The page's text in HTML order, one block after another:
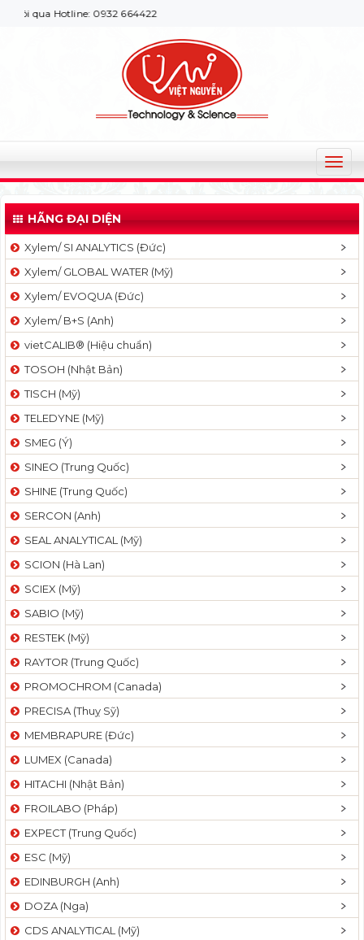
qua Hotline: 0932 664422
T
o
g
l
v
a
t
n
HÃNG ĐẠI DIỆN
Xylem/ SI ANALYTICS (Đức)
Xylem/ GLOBAL WATER (Mỹ)
Xylem/ EVOQUA (Đức)
Xylem/ B+S (Anh)
vietCALIB® (Hiệu chuẩn)
TOSOH (Nhật Bản)
TISCH (Mỹ)
TELEDYNE (Mỹ)
SMEG (Ý)
SINEO (Trung Quốc)
SHINE (Trung Quốc)
SERCON (Anh)
SEAL ANALYTICAL (Mỹ)
SCION (Hà Lan)
SCIEX (Mỹ)
SABIO (Mỹ)
RESTEK (Mỹ)
RAYTOR (Trung Quốc)
PROMOCHROM (Canada)
PRECISA (Thuỵ Sỹ)
MEMBRAPURE (Đức)
LUMEX (Canada)
HITACHI (Nhật Bản)
FROILABO (Pháp)
EXPECT (Trung Quốc)
ESC (Mỹ)
EDINBURGH (Anh)
DOZA (Nga)
CDS ANALYTICAL (Mỹ)